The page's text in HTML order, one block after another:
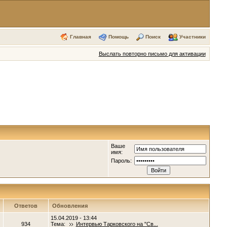
Главная Помощь Поиск Участники
Выслать повторно письмо для активации
Ваше
имя:
Пароль:
Ответов Обновления
934
15.04.2019 - 13:44
Тема:
Интервью Тарковского на "Св...